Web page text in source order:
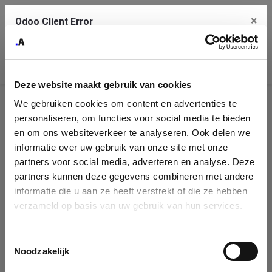
Deze website maakt gebruik van cookies
We gebruiken cookies om content en advertenties te
personaliseren, om functies voor social media te bieden
en om ons websiteverkeer te analyseren. Ook delen we
informatie over uw gebruik van onze site met onze
partners voor social media, adverteren en analyse. Deze
partners kunnen deze gegevens combineren met andere
informatie die u aan ze heeft verstrekt of die ze hebben
verzameld op basis van uw gebruik van hun services.
Noodzakelijk
Company
Identification
Please fill in your company details
You can search a company in our database by name, VAT or
enterprise ID. When a company is selected it will auto-complete the
form. If you don't find your company in our database, you can create
Odoo Client Error ×
service.
See details
Ok